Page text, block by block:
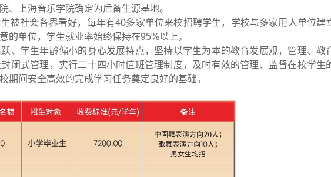
、上海音乐学院确定为后备生源基地。
被社会各界看好，每年有40多家单位来校招聘学生，学校与多家用人单位建
的单位，学生就业率始终保持在95%以上。
、学生年龄偏小的身心发展特点，坚持以学生为本的教育发展观，管理、教
闭式管理，实行二十四小时值班管理制度，及时有效的管理、监督在校学生
期间安全高效的完成学习任务奠定良好的基础。